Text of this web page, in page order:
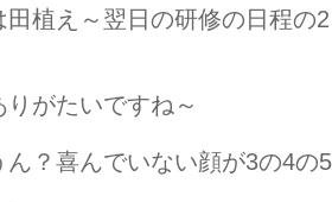
田植え～翌日の研修の日程の
りがたいですね～
ん？喜んでいない顔が3の4の